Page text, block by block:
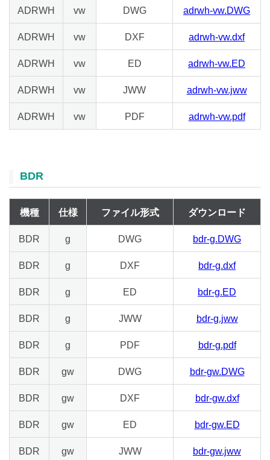
ADRWH vw DWG adrwh-vw.DWG
ADRWH vw DXF adrwh-vw.dxf
ADRWH vw ED adrwh-vw.ED
ADRWH vw JWW adrwh-vw.jww
ADRWH vw PDF adrwh-vw.pdf
BDR
機種 仕様 ファイル形式 ダウンロード
BDR g DWG bdr-g.DWG
BDR g DXF bdr-g.dxf
BDR g ED bdr-g.ED
BDR g JWW bdr-g.jww
BDR g PDF bdr-g.pdf
BDR gw DWG bdr-gw.DWG
BDR gw DXF bdr-gw.dxf
BDR gw ED bdr-gw.ED
BDR gw JWW bdr-gw.jww